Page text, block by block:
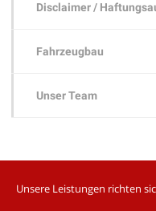
Disclaimer /
Fahrzeugbau
Unser Team
Unsere Leistungen richten